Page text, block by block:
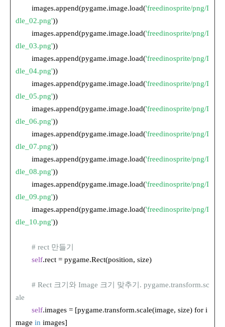
images.append(pygame.image.load('freedinosprite/png/I
dle_02.png'))
images.append(pygame.image.load('freedinosprite/png/I
dle_03.png'))
images.append(pygame.image.load('freedinosprite/png/I
dle_04.png'))
images.append(pygame.image.load('freedinosprite/png/I
dle_05.png'))
images.append(pygame.image.load('freedinosprite/png/I
dle_06.png'))
images.append(pygame.image.load('freedinosprite/png/I
dle_07.png'))
images.append(pygame.image.load('freedinosprite/png/I
dle_08.png'))
images.append(pygame.image.load('freedinosprite/png/I
dle_09.png'))
images.append(pygame.image.load('freedinosprite/png/I
dle_10.png'))
# rect 만들기
self.rect = pygame.Rect(position, size)
# Rect 크기와 Image 크기 맞추기. pygame.transform.sc
ale
self.images = [pygame.transform.scale(image, size) for i
mage in images]